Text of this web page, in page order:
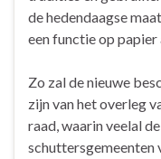
de hedendaagse
een functie op
Zo zal de nieuwe
zijn van het overleg
raad, waarin veelal
schuttersgemeenten